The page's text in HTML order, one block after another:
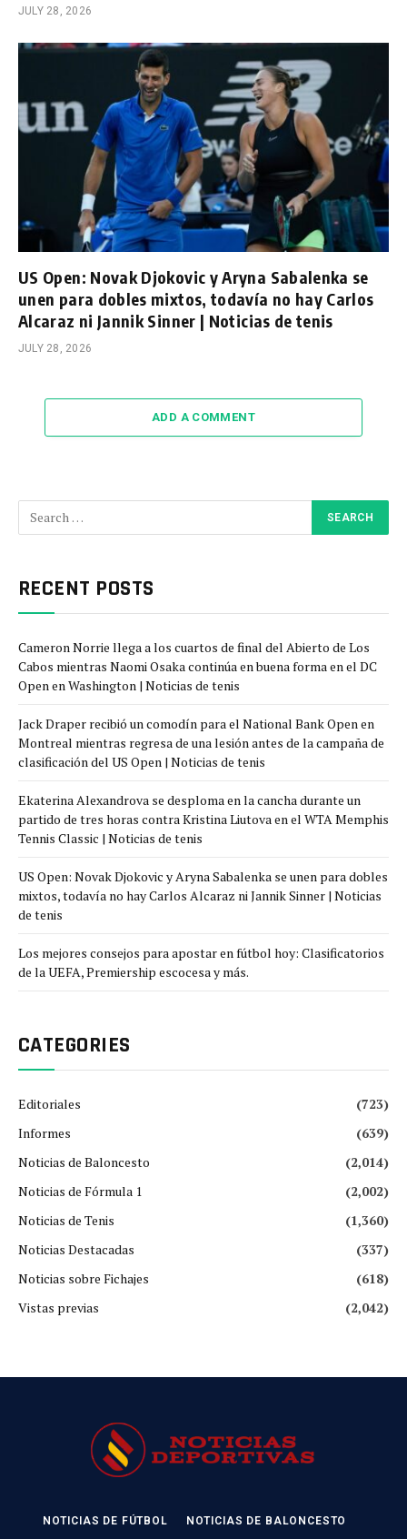
JULY 28, 2026
US Open: Novak Djokovic y Aryna Sabalenka se
unen para dobles mixtos, todavía no hay Carlos
Alcaraz ni Jannik Sinner | Noticias de tenis
JULY 28, 2026
ADD A COMMENT
RECENT POSTS
Cameron Norrie llega a los cuartos de final del Abierto de Los
Cabos mientras Naomi Osaka continúa en buena forma en el DC
Open en Washington | Noticias de tenis
Jack Draper recibió un comodín para el National Bank Open en
Montreal mientras regresa de una lesión antes de la campaña de
clasificación del US Open | Noticias de tenis
Ekaterina Alexandrova se desploma en la cancha durante un
partido de tres horas contra Kristina Liutova en el WTA Memphis
Tennis Classic | Noticias de tenis
US Open: Novak Djokovic y Aryna Sabalenka se unen para dobles
mixtos, todavía no hay Carlos Alcaraz ni Jannik Sinner | Noticias
de tenis
Los mejores consejos para apostar en fútbol hoy: Clasificatorios
de la UEFA, Premiership escocesa y más.
CATEGORIES
Editoriales
(723)
Informes
(639)
Noticias de Baloncesto
(2,014)
Noticias de Fórmula 1
(2,002)
Noticias de Tenis
(1,360)
Noticias Destacadas
(337)
Noticias sobre Fichajes
(618)
Vistas previas
(2,042)
NOTICIAS DE FÚTBOL NOTICIAS DE BALONCESTO